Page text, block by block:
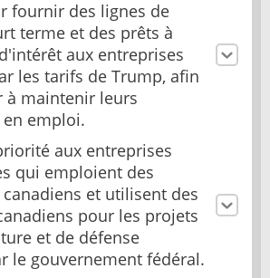
fournir des lignes de
terme et des prêts à
aux entreprises
les tarifs de Trump, afin
à maintenir leurs
emploi.
aux entreprises
qui emploient des
et utilisent des
pour les projets
et de défense
le gouvernement fédéral.